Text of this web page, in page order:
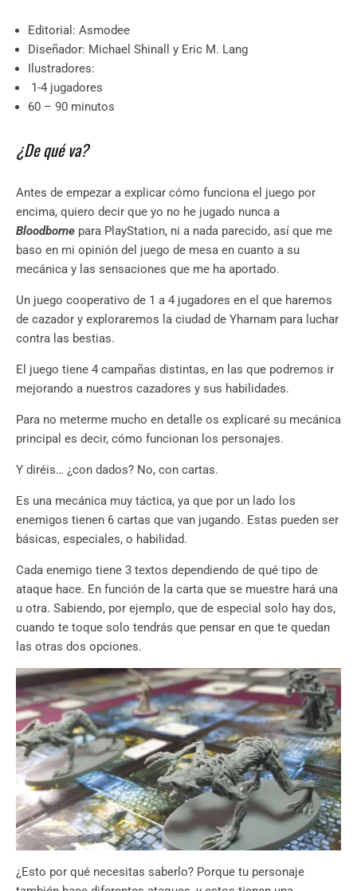
Editorial: Asmodee
Diseñador: Michael Shinall y Eric M. Lang
Ilustradores:
1-4 jugadores
60 – 90 minutos
¿De qué va?
Antes de empezar a explicar cómo funciona el juego por
encima, quiero decir que yo no he jugado nunca a
Bloodborne para PlayStation, ni a nada parecido, así que me
baso en mi opinión del juego de mesa en cuanto a su
mecánica y las sensaciones que me ha aportado.
Un juego cooperativo de 1 a 4 jugadores en el que haremos
de cazador y exploraremos la ciudad de Yharnam para luchar
contra las bestias.
El juego tiene 4 campañas distintas, en las que podremos ir
mejorando a nuestros cazadores y sus habilidades.
Para no meterme mucho en detalle os explicaré su mecánica
principal es decir, cómo funcionan los personajes.
Y diréis… ¿con dados? No, con cartas.
Es una mecánica muy táctica, ya que por un lado los
enemigos tienen 6 cartas que van jugando. Estas pueden ser
básicas, especiales, o habilidad.
Cada enemigo tiene 3 textos dependiendo de qué tipo de
ataque hace. En función de la carta que se muestre hará una
u otra. Sabiendo, por ejemplo, que de especial solo hay dos,
cuando te toque solo tendrás que pensar en que te quedan
las otras dos opciones.
¿Esto por qué necesitas saberlo? Porque tu personaje